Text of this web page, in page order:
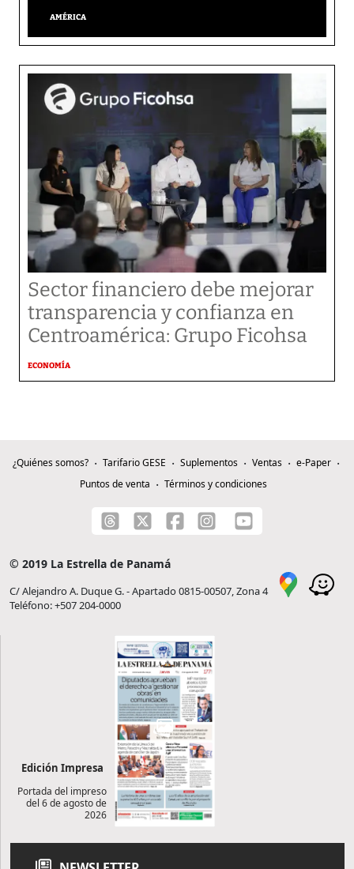
AMÉRICA
Sector financiero debe mejorar
transparencia y confianza en
Centroamérica: Grupo Ficohsa
ECONOMÍA
¿Quiénes somos? Tarifario GESE Suplementos Ventas
e-Paper
Puntos de venta
Términos y condiciones
© 2019 La Estrella de Panamá
C/ Alejandro A. Duque G. - Apartado 0815-00507, Zona 4
Teléfono: +507 204-0000
Edición Impresa
Portada del impreso
del 6 de agosto de
2026